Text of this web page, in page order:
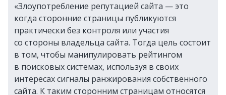
«Злоупотребление репутацией сайта — это
когда сторонние страницы публикуются
практически без контроля или участия
со стороны владельца сайта. Тогда цель состоит
в том, чтобы манипулировать рейтингом
в поисковых системах, используя в своих
интересах сигналы ранжирования собственного
сайта. К таким сторонним страницам относятся